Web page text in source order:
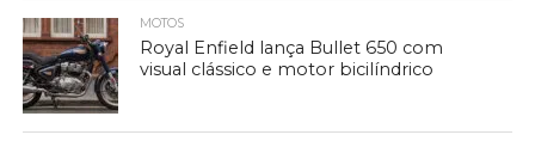
MOTOS
Royal Enfield lança Bullet 650 com
visual clássico e motor bicilíndrico